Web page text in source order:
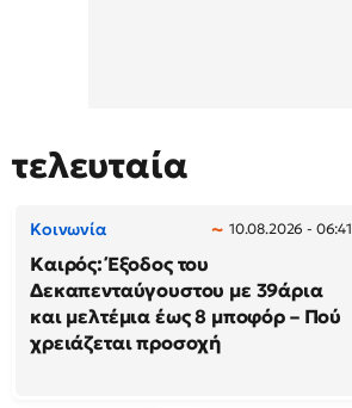
τελευταία
Κοινωνία 10.08.2026 - 06:41
Καιρός: Έξοδος του
Δεκαπενταύγουστου με 39άρια
και μελτέμια έως 8 μποφόρ – Πού
χρειάζεται προσοχή